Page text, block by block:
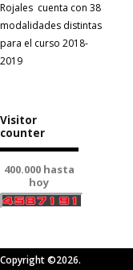
Rojales cuenta con 38
modalidades distintas
para el curso 2018-
2019
Visitor
counter
400.000 hasta
hoy
Copyright ©2026.